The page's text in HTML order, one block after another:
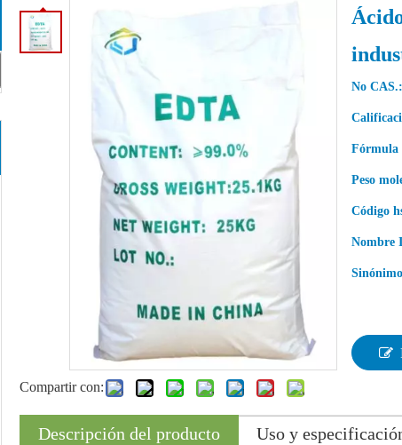
Compartir con:
No CAS.:
Fórmula
Peso
Código
Nombre
Descripción del producto Uso y